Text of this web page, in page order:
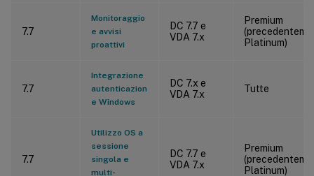
7.7
Monitoraggio
e avvisi
proattivi
DC 7.7 e
VDA 7.x
Premium
Platinum)
7.7
Integrazione
autenticazion
e Windows
DC 7.x e
VDA 7.x
Tutte
7.7
Utilizzo OS a
sessione
singola e
multi-
DC 7.7 e
VDA 7.x
Premium
Platinum)